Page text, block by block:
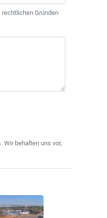
Gründen
Wir behalten uns vor,